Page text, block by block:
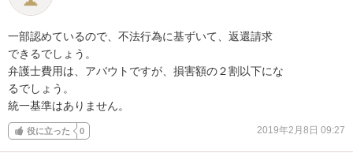
一部認めているので、不法行為に基ずいて、返還請求
できるでしょう。
弁護士費用は、アバウトですが、損害額の２割以下にな
るでしょう。
統一基準はありません。
役に立った 0 2019年2月8日 09:27